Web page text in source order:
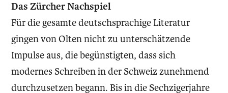
Das Zürcher Nachspiel
Für die gesamte deutschsprachige Literatur
gingen von Olten nicht zu unterschätzende
Impulse aus, die begünstigten, dass sich
modernes Schreiben in der Schweiz zunehmend
durchzusetzen begann. Bis in die Sechzigerjahre